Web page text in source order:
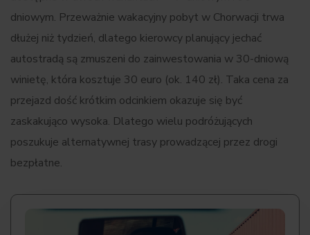
dniowym. Przeważnie wakacyjny pobyt w Chorwacji trwa
dłużej niż tydzień, dlatego kierowcy planujący jechać
autostradą są zmuszeni do zainwestowania w 30-dniową
winietę, która kosztuje 30 euro (ok. 140 zł). Taka cena za
przejazd dość krótkim odcinkiem okazuje się być
zaskakująco wysoka. Dlatego wielu podróżujących
poszukuje alternatywnej trasy prowadzącej przez drogi
bezpłatne.